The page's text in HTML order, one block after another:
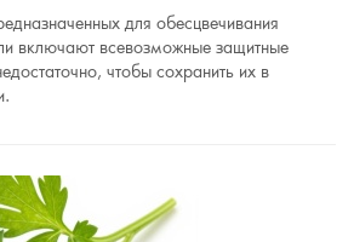
для обесцвечивания
включают всевозможные защитные
чтобы сохранить их в